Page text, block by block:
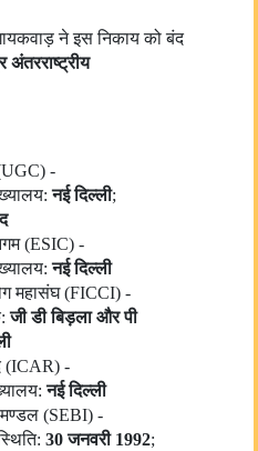
गायकवाड़ ने इस निकाय को बंद
अंतरराष्ट्रीय
-
नई दिल्ली;
(ESIC) -
नई दिल्ली
महासंघ (FICCI) -
जी डी बिड़ला और पी
(ICAR) -
नई दिल्ली
मण्डल (SEBI) -
30जनवरी 1992;